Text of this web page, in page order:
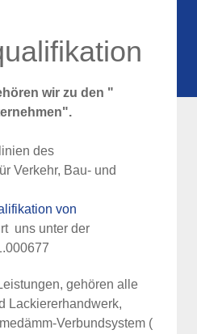
wir zu den "
des
Verkehr, Bau- und
von
uns unter der
gehören alle
Lackiererhandwerk,
Verbundsystem (